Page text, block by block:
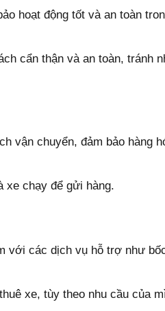
hoạt động tốt và an toàn
cẩn thận và an toàn, tránh
vận chuyển, đảm bảo hàng
xe chạy để gửi hàng.
với các dịch vụ hỗ trợ như
xe, tùy theo nhu cầu của